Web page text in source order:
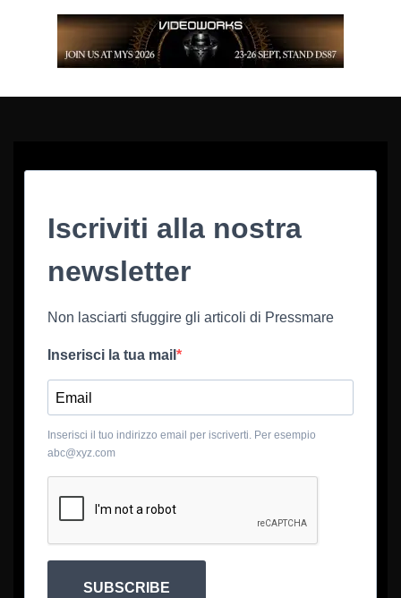
Iscriviti alla nostra
newsletter
Non lasciarti sfuggire gli articoli di Pressmare
Inserisci la tua mail
Inserisci il tuo indirizzo email per iscriverti. Per esempio
abc@xyz.com
SUBSCRIBE